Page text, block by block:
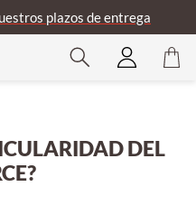
plazos de entrega
DEL